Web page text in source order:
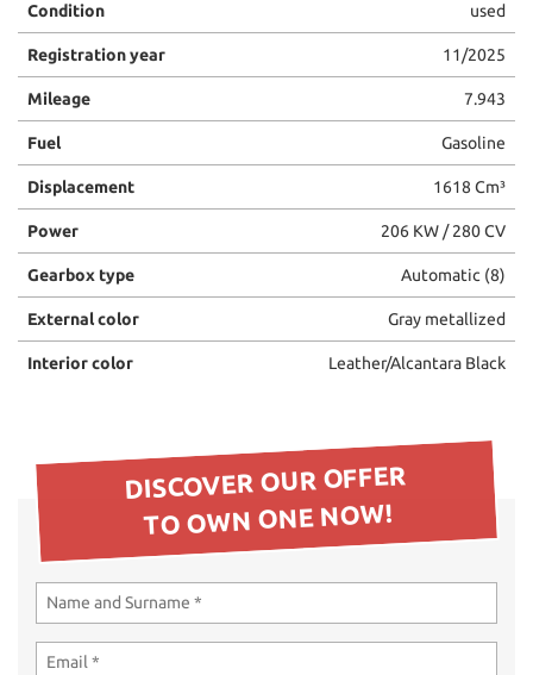
Condition used
Registration year 11/2025
Mileage 7.943
Fuel Gasoline
Displacement 1618 Cm³
Power 206 KW / 280 CV
Gearbox type Automatic (8)
External color Gray metallized
Interior color Leather/Alcantara Black
DISCOVER OUR OFFER
TO OWN ONE NOW!
please
refer
the
cookie
policy.
You
can
review
and
your
any
Preferences cookies